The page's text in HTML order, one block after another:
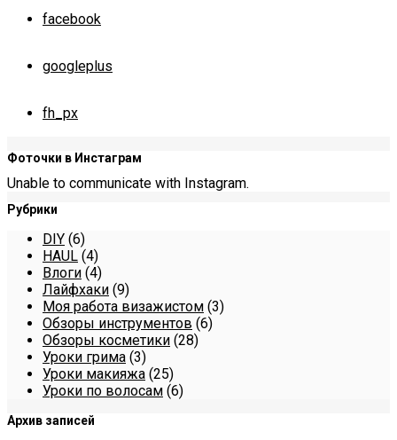
facebook
googleplus
fh_px
Фоточки в Инстаграм
Unable to communicate with Instagram.
Рубрики
DIY (6)
HAUL (4)
Влоги (4)
Лайфхаки (9)
Моя работа визажистом (3)
Обзоры инструментов (6)
Обзоры косметики (28)
Уроки грима (3)
Уроки макияжа (25)
Уроки по волосам (6)
Архив записей